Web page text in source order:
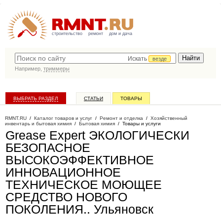
строительство ремонт дом и дача
Искать
везде
Например, триммеры
ВЫБРАТЬ РАЗДЕЛ СТАТЬИ ТОВАРЫ
RMNT.RU / Каталог товаров и услуг / Ремонт и отделка / Хозяйственный
инвентарь и бытовая химия / Бытовая химия / Товары и услуги
Grease Expert ЭКОЛОГИЧЕСКИ
БЕЗОПАСНОЕ
ВЫСОКОЭФФЕКТИВНОЕ
ИННОВАЦИОННОЕ
ТЕХНИЧЕСКОЕ МОЮЩЕЕ
СРЕДСТВО НОВОГО
ПОКОЛЕНИЯ.. Ульяновск